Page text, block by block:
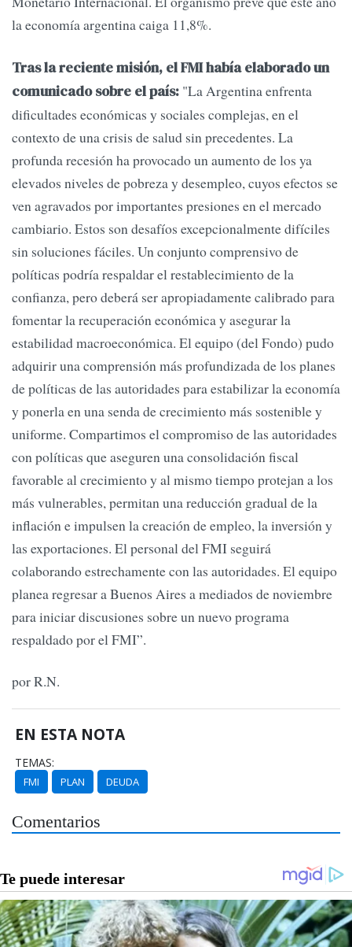
la economía argentina caiga 11,8%.
Tras la reciente misión, el FMI había elaborado un
comunicado sobre el país: "La Argentina enfrenta
dificultades económicas y sociales complejas, en el
contexto de una crisis de salud sin precedentes. La
profunda recesión ha provocado un aumento de los ya
elevados niveles de pobreza y desempleo, cuyos efectos se
ven agravados por importantes presiones en el mercado
cambiario. Estos son desafíos excepcionalmente difíciles
sin soluciones fáciles. Un conjunto comprensivo de
políticas podría respaldar el restablecimiento de la
confianza, pero deberá ser apropiadamente calibrado para
fomentar la recuperación económica y asegurar la
estabilidad macroeconómica. El equipo (del Fondo) pudo
adquirir una comprensión más profundizada de los planes
de políticas de las autoridades para estabilizar la economía
y ponerla en una senda de crecimiento más sostenible y
uniforme. Compartimos el compromiso de las autoridades
con políticas que aseguren una consolidación fiscal
favorable al crecimiento y al mismo tiempo protejan a los
más vulnerables, permitan una reducción gradual de la
inflación e impulsen la creación de empleo, la inversión y
las exportaciones. El personal del FMI seguirá
colaborando estrechamente con las autoridades. El equipo
planea regresar a Buenos Aires a mediados de noviembre
para iniciar discusiones sobre un nuevo programa
respaldado por el FMI”.
por R.N.
EN ESTA NOTA
TEMAS:
FMI PLAN DEUDA
Comentarios